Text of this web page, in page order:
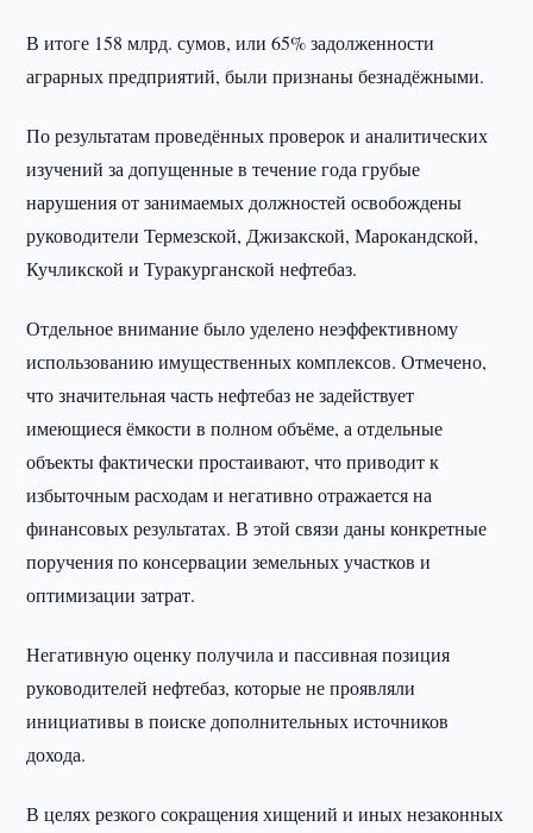
В итоге 158 млрд. сумов, или 65% задолженности
аграрных предприятий, были признаны безнадёжными.
По результатам проведённых проверок и аналитических
изучений за допущенные в течение года грубые
нарушения от занимаемых должностей освобождены
руководители Термезской, Джизакской, Марокандской,
Кучликской и Туракурганской нефтебаз.
Отдельное внимание было уделено неэффективному
использованию имущественных комплексов. Отмечено,
что значительная часть нефтебаз не задействует
имеющиеся ёмкости в полном объёме, а отдельные
объекты фактически простаивают, что приводит к
избыточным расходам и негативно отражается на
финансовых результатах. В этой связи даны конкретные
поручения по консервации земельных участков и
оптимизации затрат.
Негативную оценку получила и пассивная позиция
руководителей нефтебаз, которые не проявляли
инициативы в поиске дополнительных источников
дохода.
В целях резкого сокращения хищений и иных незаконных